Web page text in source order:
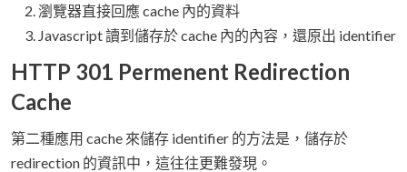
瀏覽器直接回應 cache 內的資料
Javascript 讀到儲存於 cache 內的內容，還原出 identifier
HTTP 301 Permenent Redirection
Cache
第二種應用 cache 來儲存 identifier 的方法是，儲存於
redirection 的資訊中，這往往更難發現。